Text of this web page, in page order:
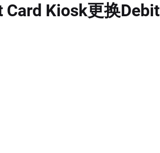
Kiosk更换Debit